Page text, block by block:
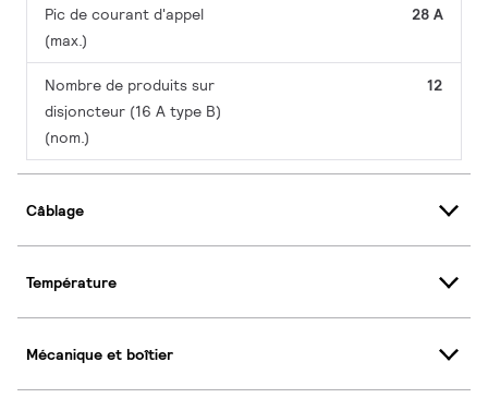
Pic de courant d'appel
(max.)
28 A
Nombre de produits sur
disjoncteur (16 A type B)
(nom.)
12
Câblage
Température
Mécanique et boîtier